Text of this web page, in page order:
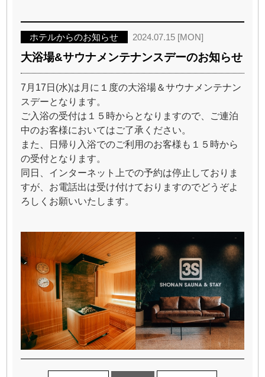
ホテルからのお知らせ 2024.07.15 [MON]
大浴場&サウナメンテナンスデーのお知らせ
7月17日(水)は月に１度の大浴場＆サウナメンテナン
スデーとなります。
ご入浴の受付は１５時からとなりますので、ご連泊
中のお客様においてはご了承ください。
また、日帰り入浴でのご利用のお客様も１５時から
の受付となります。
同日、インターネット上での予約は停止しておりま
すが、お電話出は受け付けておりますのでどうぞよ
ろしくお願いいたします。